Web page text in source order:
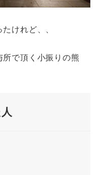
たけれど、、
で頂く小振りの熊